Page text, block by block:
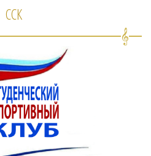
ССК